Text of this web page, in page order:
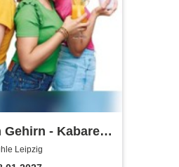
Gehirn - Kabarett
Leipzig